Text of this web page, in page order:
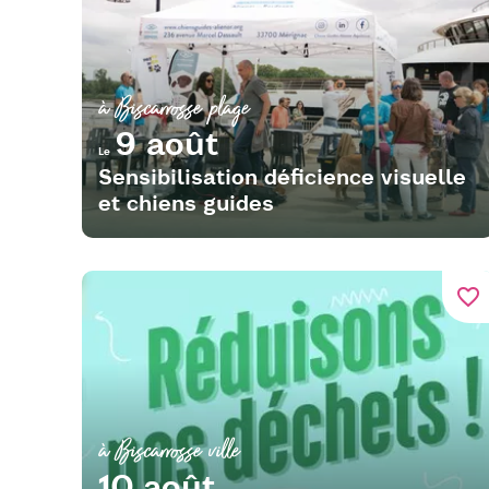
à Biscarrosse plage
Le9 août
Sensibilisation déficience visuelle
et chiens guides
favorite_border
à Biscarrosse ville